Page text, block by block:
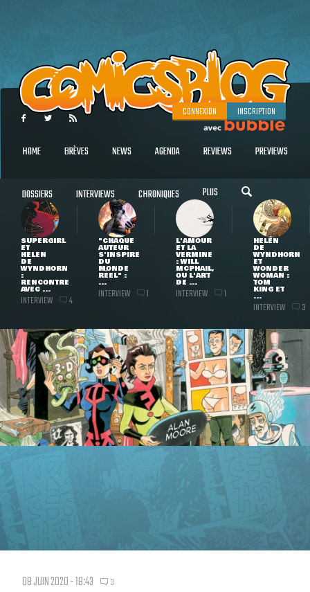
CONNEXION INSCRIPTION
HOME BRÈVES NEWS AGENDA REVIEWS PREVIEWS
DOSSIERS INTERVIEWS CHRONIQUES PLUS
SUPERGIRL
ET
HELEN
DE
WYNDHORN
:
RENCONTRE
AVEC ...
INTERVIEW 4
"CHAQUE
AUTEUR
S'INSPIRE
DU
MONDE
RÉEL" :
...
INTERVIEW 1
L'AMOUR
ET LA
VERMINE
: WILL
MCPHAIL,
OU L'ART
DE ...
INTERVIEW 1
HELEN
DE
WYNDHORN
ET
WONDER
WOMAN :
TOM
KING ET
...
INTERVIEW 3
08 JUIN 2020 - 18:43 3